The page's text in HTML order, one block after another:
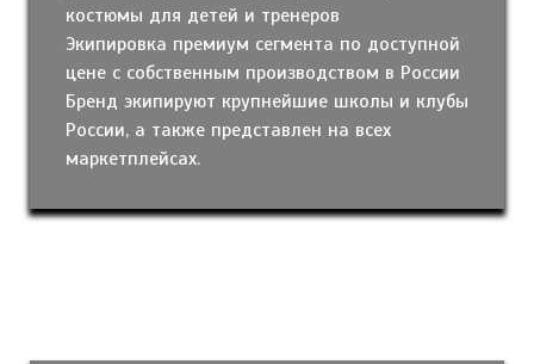
костюмы для детей и тренеров
Экипировка премиум сегмента по доступной
цене с собственным производством в России
Бренд экипируют крупнейшие школы и клубы
России, а также представлен на всех
маркетплейсах.